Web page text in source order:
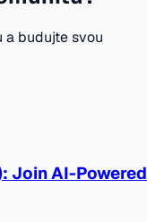
a budujte svou
Join AI-Powered